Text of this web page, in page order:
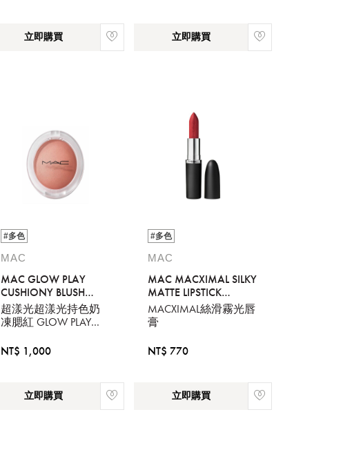
立即購買 立即購買
#多色
MAC
MAC GLOW PLAY
CUSHIONY BLUSH
HEAT INDEX
超漾光超漾光持色奶
凍腮紅 GLOW PLAY
NT$ 1,000
立即購買
#多色
MAC
MAC MACXIMAL SILKY
MATTE LIPSTICK
CANDY YUM YUM
MACXIMAL絲滑霧光唇
膏
NT$ 770
立即購買